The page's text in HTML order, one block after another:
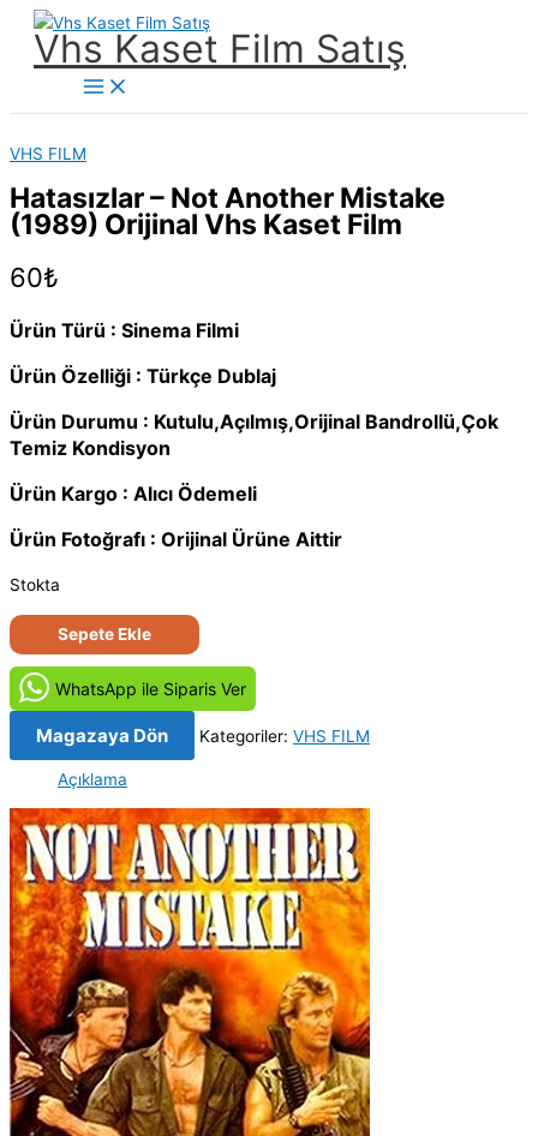
İçeriğe
Vhs Kaset Film Satış
Main
Menu
VHS FILM
Hatasızlar – Not Another Mistake
(1989) Orijinal Vhs Kaset Film
60₺
Ürün Türü : Sinema Filmi
Ürün Özelliği : Türkçe Dublaj
Ürün Durumu : Kutulu,Açılmış,Orijinal Bandrollü,Çok
Temiz Kondisyon
Ürün Kargo : Alıcı Ödemeli
Ürün Fotoğrafı : Orijinal Ürüne Aittir
Stokta
Hatasızlar
-
Not
Another
Mistake
(1989)
Orijinal
Vhs
Kaset
Film
adet
Sepete Ekle
WhatsApp ile Siparis Ver
Magazaya Dön Kategoriler: VHS FILM
Açıklama